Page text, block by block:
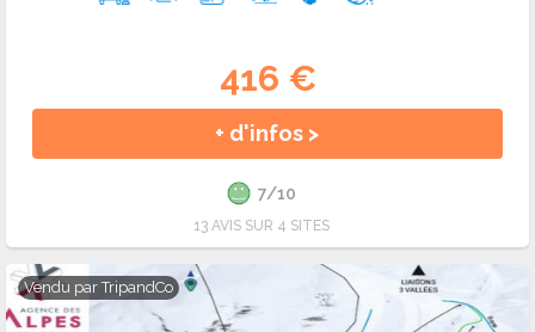
416 €
+ d'infos >
7/10
13 AVIS SUR 4 SITES
Vendu parTripandCo